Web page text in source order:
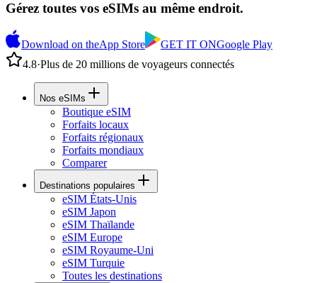
Gérez toutes vos eSIMs au même endroit.
Download on theApp Store GET IT ONGoogle Play
4.8·Plus de 20 millions de voyageurs connectés
Nos eSIMs
Boutique eSIM
Forfaits locaux
Forfaits régionaux
Forfaits mondiaux
Comparer
Destinations populaires
eSIM États-Unis
eSIM Japon
eSIM Thaïlande
eSIM Europe
eSIM Royaume-Uni
eSIM Turquie
Toutes les destinations